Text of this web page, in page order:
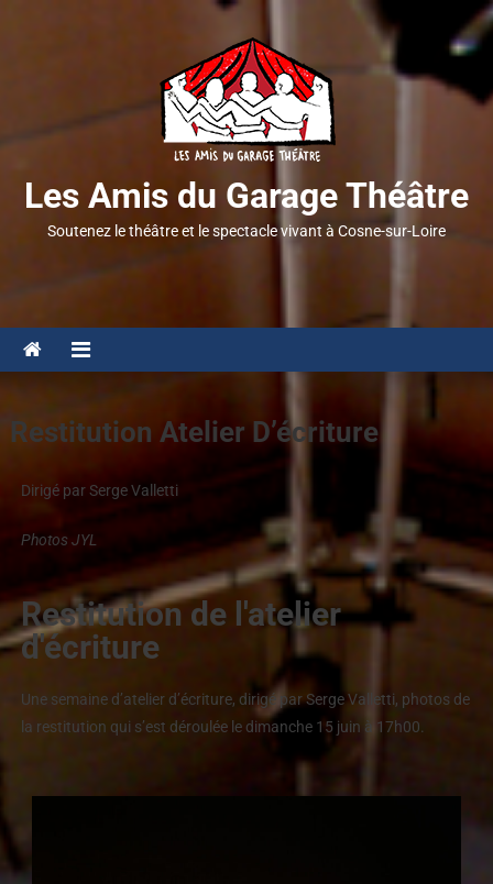
Les Amis du Garage Théâtre
Soutenez le théâtre et le spectacle vivant à Cosne-sur-Loire
Restitution Atelier D’écriture
Dirigé par Serge Valletti
Photos JYL
Restitution de l'atelier
d'écriture
Une semaine d’atelier d’écriture, dirigé par Serge Valletti, photos de
la restitution qui s’est déroulée le dimanche 15 juin à 17h00.